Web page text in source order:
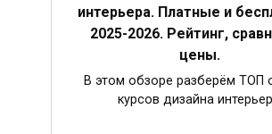
интерьера. Платные и
2025-2026. Рейтинг,
цены.
В этом обзоре разберём ТОП
курсов дизайна